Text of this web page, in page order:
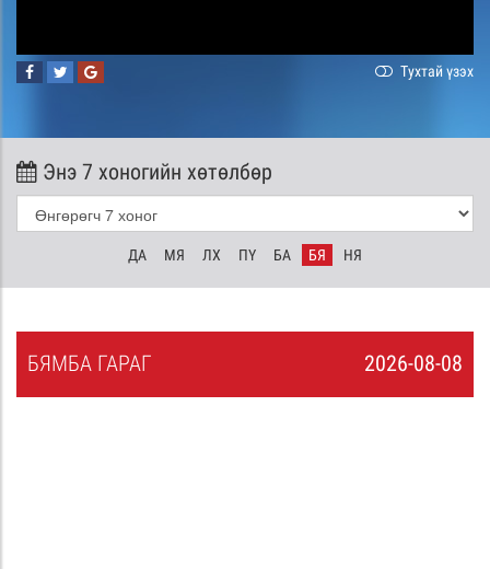
Тухтай үзэх
Энэ 7 хоногийн хөтөлбөр
ДА МЯ ЛХ ПҮ БА БЯ НЯ
2026-08-08
БЯМБА ГАРАГ